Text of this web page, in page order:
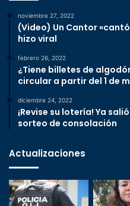
noviembre 27, 2022
(Video) Un Cantor
hizo viral
febrero 26, 2022
¿Tiene billetes de
circular a partir del 1 de
diciembre 24, 2022
¡Revise su lotería! Ya
sorteo de consolación
Actualizaciones